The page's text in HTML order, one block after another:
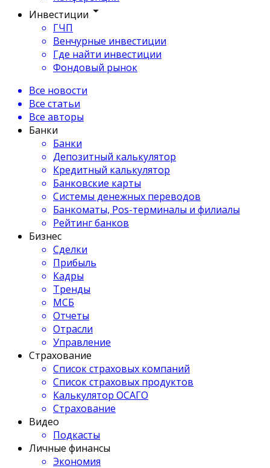
Инвестиции
ГЧП
Венчурные инвестиции
Где найти инвестиции
Фондовый рынок
Все новости
Все статьи
Все авторы
Банки
Банки
Депозитный калькулятор
Кредитный калькулятор
Банковские карты
Системы денежных переводов
Банкоматы, Pos-терминалы и филиалы
Рейтинг банков
Бизнес
Сделки
Прибыль
Кадры
Тренды
МСБ
Отчеты
Отрасли
Управление
Страхование
Список страховых компаний
Список страховых продуктов
Калькулятор ОСАГО
Страхование
Видео
Подкасты
Личные финансы
Экономия